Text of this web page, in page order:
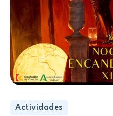
Actividades